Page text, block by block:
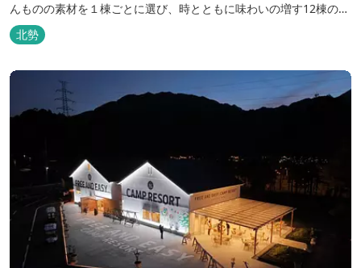
んものの素材を１棟ごとに選び、時とともに味わいの増す12棟のヴ
ィラをつくりました。現代美術・工芸・古美術・アンティークをし
つらえた空間は、 とびきり居心地が良い美術館のよう。次はあのヴ
ィラで素材とアートに触れたい。 そんな滞在の楽しみが広がりま
す。 「そ...
北勢